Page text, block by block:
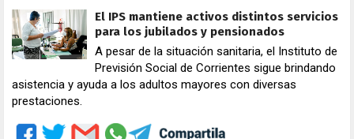
El IPS mantiene activos distintos servicios
para los jubilados y pensionados
A pesar de la situación sanitaria, el Instituto de
Previsión Social de Corrientes sigue brindando
asistencia y ayuda a los adultos mayores con diversas
prestaciones.